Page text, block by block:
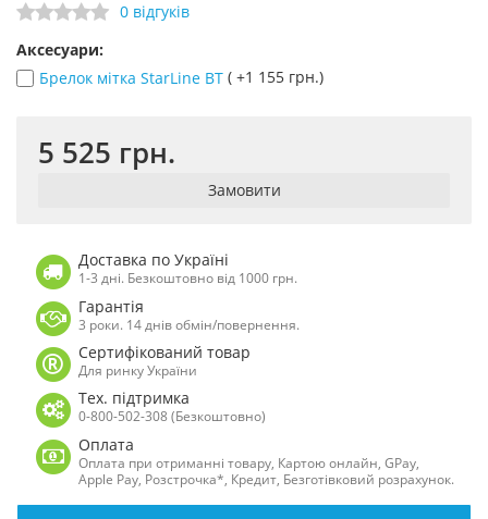
0 відгуків
Аксесуари:
Брелок мітка StarLine BT ( +1 155 грн.)
5 525 грн.
Замовити
Доставка по Україні
1-3 дні. Безкоштовно від 1000 грн.
Гарантія
3 роки. 14 днів обмін/повернення.
Сертифікований товар
Для ринку України
Тех. підтримка
0-800-502-308 (Безкоштовно)
Оплата
Оплата при отриманні товару, Картою онлайн, GPay,
Apple Pay, Розстрочка*, Кредит, Безготівковий розрахунок.